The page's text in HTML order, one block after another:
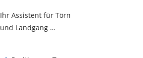
Ihr Assistent für Törn
und Landgang …